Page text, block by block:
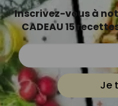
Inscrivez-vous à
CADEAU 15
Je